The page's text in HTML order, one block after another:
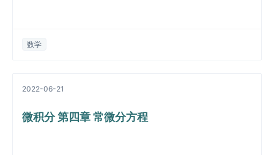
数学
2022-06-21
微积分 第四章 常微分方程